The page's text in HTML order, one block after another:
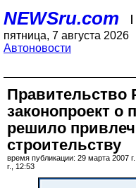
NEWSru.com |
пятница, 7 августа 2026
Автоновости
законопроект о
решило
строительству
время публикации: 29 марта 2007
г., 12:53